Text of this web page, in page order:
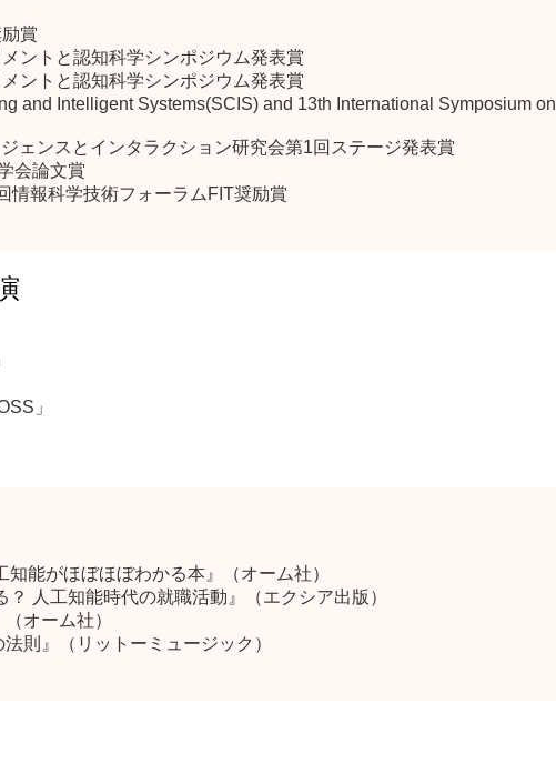
賞
ントと認知科学シンポジウム発表賞
ントと認知科学シンポジウム発表賞
and Intelligent Systems(SCIS) and 13th International Symposium
ェンスとインタラクション研究会第1回ステージ発表賞
会論文賞
報科学技術フォーラムFIT奨励賞
」
知能がほぼほぼわかる本』（オーム社）
？ 人工知能時代の就職活動』（エクシア出版）
オーム社）
則』（リットーミュージック）